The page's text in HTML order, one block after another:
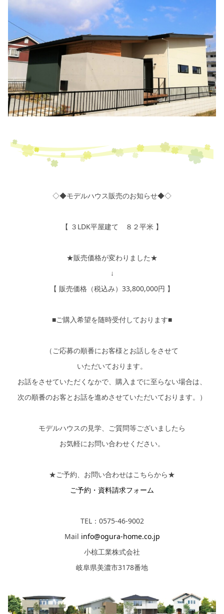
◇◆モデルハウス販売のお知らせ◆◇
【 ３LDK平屋建て ８２平米 】
★販売価格が変わりました★
↓
【 販売価格（税込み）33,800,000円 】
■ご購入希望を随時受付しております■
（ご応募の順番にお客様とお話しをさせて
いただいております。
お話をさせていただくなかで、購入までに至らない場合は、
次の順番のお客とお話を進めさせていただいております。）
モデルハウスの見学、ご質問等ございましたら
お気軽にお問い合わせください。
★ご予約、お問い合わせはこちらから★
ご予約・資料請求フォーム
TEL：0575-46-9002
Mail info@ogura-home.co.jp
小椋工業株式会社
岐阜県美濃市3178番地